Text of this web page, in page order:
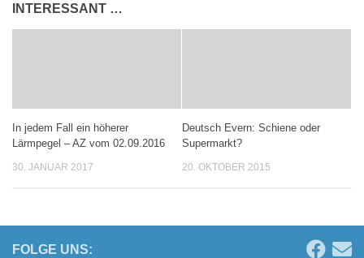
INTERESSANT …
In jedem Fall ein höherer
Lärmpegel – AZ vom 02.09.2016
30. JANUAR 2017
Deutsch Evern: Schiene oder
Supermarkt?
20. OKTOBER 2015
FOLGE UNS: